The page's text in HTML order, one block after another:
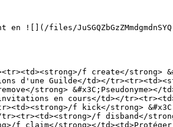
files/
f create</strong>
d'une Guilde</td></
strong>
en cours</td></
f kick</strong>
f disband</
f claim</strong></